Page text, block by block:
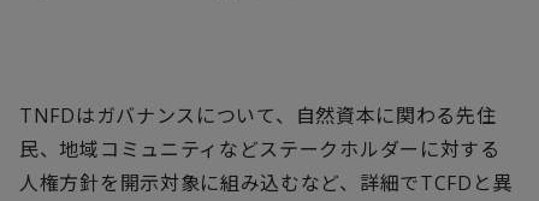
TNFDはガバナンスについて、自然資本に関わる先住
民、地域コミュニティなどステークホルダーに対する
人権方針を開示対象に組み込むなど、詳細でTCFD と異